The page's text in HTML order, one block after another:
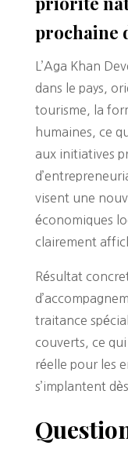
prochaine
L’Aga Khan
dans le pays,
tourisme, la
humaines, ce
aux initiatives
visent une
économiques
clairement
Résultat
traitance
couverts, ce
réelle pour les
s’implantent